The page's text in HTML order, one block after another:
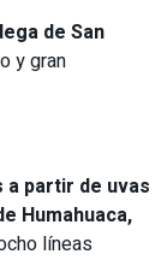
de San
y gran
a partir de uvas
Humahuaca,
líneas